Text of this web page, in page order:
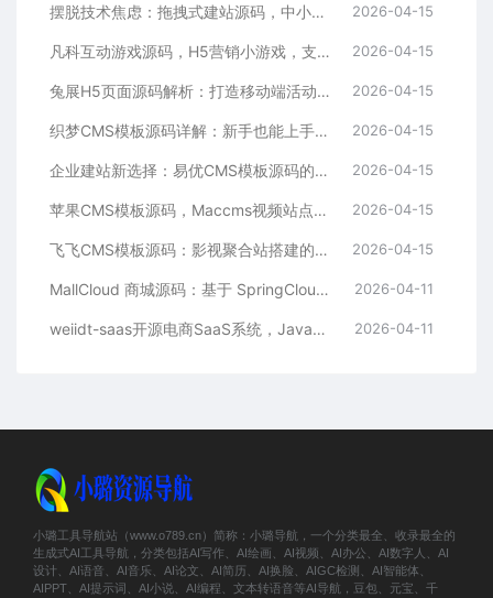
摆脱技术焦虑：拖拽式建站源码，中小企业的数字化捷径 2026-04-15
凡科互动游戏源码，H5营销小游戏，支持自定义奖品与分享 2026-04-15
兔展H5页面源码解析：打造移动端活动邀请函与宣传页的利器 2026-04-15
织梦CMS模板源码详解：新手也能上手的DedeCMS二次开发与建站指南 2026-04-15
企业建站新选择：易优CMS模板源码的多语言与SEO优势 2026-04-15
苹果CMS模板源码，Maccms视频站点，影视资源站模板首选 2026-04-15
飞飞CMS模板源码：影视聚合站搭建的理想之选 2026-04-15
MallCloud 商城源码：基于 SpringCloud Alibaba 的高并发电商系统深度解析 2026-04-11
weiidt-saas开源电商SaaS系统，Java社区版，支持多租户与插件化扩展 2026-04-11
小璐工具导航站（www.o789.cn）简称：小璐导航，一个分类最全、收录最全的
生成式AI工具导航，分类包括AI写作、AI绘画、AI视频、AI办公、AI数字人、AI
设计、AI语音、AI音乐、AI论文、AI简历、AI换脸、AIGC检测、AI智能体、
AIPPT、AI提示词、AI小说、AI编程、文本转语音等AI导航，豆包、元宝、千